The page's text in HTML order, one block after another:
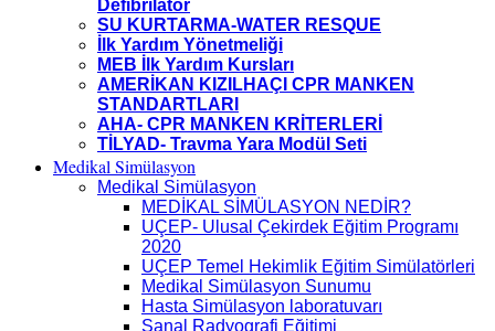
Defibrilatör
SU KURTARMA-WATER RESQUE
İlk Yardım Yönetmeliği
MEB İlk Yardım Kursları
AMERİKAN KIZILHAÇI CPR MANKEN
STANDARTLARI
AHA- CPR MANKEN KRİTERLERİ
TİLYAD- Travma Yara Modül Seti
Medikal Simülasyon
Medikal Simülasyon
MEDİKAL SİMÜLASYON NEDİR?
UÇEP- Ulusal Çekirdek Eğitim Programı
2020
UÇEP Temel Hekimlik Eğitim Simülatörleri
Medikal Simülasyon Sunumu
Hasta Simülasyon laboratuvarı
Sanal Radyografi Eğitimi